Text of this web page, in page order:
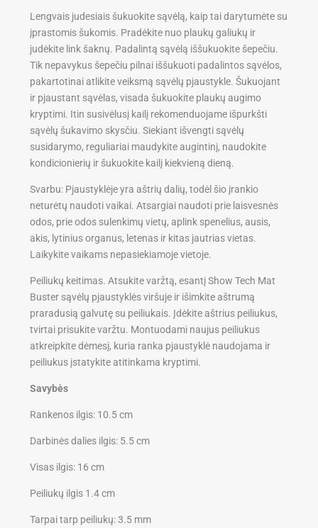
Lengvais judesiais šukuokite sąvėlą, kaip tai darytumėte su
įprastomis šukomis. Pradėkite nuo plaukų galiukų ir
judėkite link šaknų. Padalintą sąvėlą iššukuokite šepečiu.
Tik nepavykus šepečiu pilnai iššukuoti padalintos sąvėlos,
pakartotinai atlikite veiksmą sąvėlų pjaustykle. Šukuojant
ir pjaustant sąvėlas, visada šukuokite plaukų augimo
kryptimi. Itin susivėlusį kailį rekomenduojame išpurkšti
sąvėlų šukavimo skysčiu. Siekiant išvengti sąvėlų
susidarymo, reguliariai maudykite augintinį, naudokite
kondicionierių ir šukuokite kailį kiekvieną dieną.
Svarbu: Pjaustyklėje yra aštrių dalių, todėl šio įrankio
neturėtų naudoti vaikai. Atsargiai naudoti prie laisvesnės
odos, prie odos sulenkimų vietų, aplink spenelius, ausis,
akis, lytinius organus, letenas ir kitas jautrias vietas.
Laikykite vaikams nepasiekiamoje vietoje.
Peiliukų keitimas. Atsukite varžtą, esantį Show Tech Mat
Buster sąvėlų pjaustyklės viršuje ir išimkite aštrumą
praradusią galvutę su peiliukais. Įdėkite aštrius peiliukus,
tvirtai prisukite varžtu. Montuodami naujus peiliukus
atkreipkite dėmesį, kuria ranka pjaustyklė naudojama ir
peiliukus įstatykite atitinkama kryptimi.
Savybės
Rankenos ilgis: 10.5 cm
Darbinės dalies ilgis: 5.5 cm
Visas ilgis: 16 cm
Peiliukų ilgis 1.4 cm
Tarpai tarp peiliukų: 3.5 mm